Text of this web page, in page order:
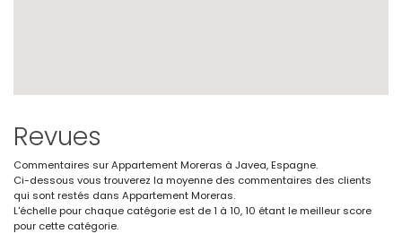
Revues
Commentaires sur Appartement Moreras à Javea, Espagne.
Ci-dessous vous trouverez la moyenne des commentaires des clients
qui sont restés dans Appartement Moreras.
L'échelle pour chaque catégorie est de 1 à 10, 10 étant le meilleur score
pour cette catégorie.